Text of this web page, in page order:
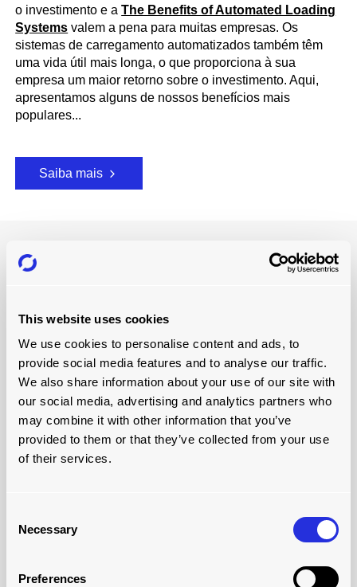
This website uses cookies
We use cookies to personalise content and ads, to
provide social media features and to analyse our traffic.
We also share information about your use of our site with
our social media, advertising and analytics partners who
may combine it with other information that you’ve
provided to them or that they’ve collected from your use
of their services.
Selection
Necessary
Preferences
o investimento e aThe Benefits of Automated Loading
Systems valem a pena para muitas empresas. Os
sistemas de carregamento automatizados também têm
uma vida útil mais longa, o que proporciona à sua
empresa um maior retorno sobre o investimento. Aqui,
apresentamos alguns de nossos benefícios mais
populares...
Saiba mais
RETORNO SOBRE O INVESTIMENTO
exemplo típico de caso de
No cenário em que uma empresa produz e envia um
exemplo típico de caso de negócios de sistema
de carregamento automatizado
para ajudar a explicar